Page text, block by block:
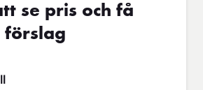
se pris och få
förslag